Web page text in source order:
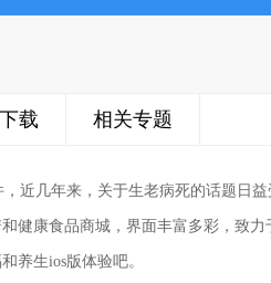
载 相关专题
近几年来，关于生老病死的话题日
健康食品商城，界面丰富多彩，致
养生ios版体验吧。